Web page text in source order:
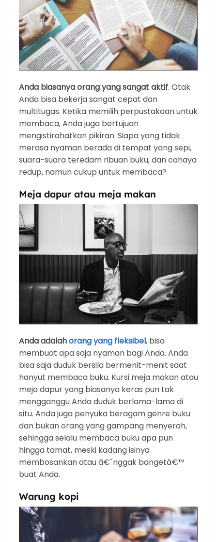
Anda biasanya orang yang sangat aktif. Otak
Anda bisa bekerja sangat cepat dan
multitugas. Ketika memilih perpustakaan untuk
membaca, Anda juga bertujuan
mengistirahatkan pikiran. Siapa yang tidak
merasa nyaman berada di tempat yang sepi,
suara-suara teredam ribuan buku, dan cahaya
redup, namun cukup untuk membaca?
Meja dapur atau meja makan
Anda adalahorang yang fleksibel, bisa
membuat apa saja nyaman bagi Anda. Anda
bisa saja duduk bersila bermenit-menit saat
hanyut membaca buku. Kursi meja makan atau
meja dapur yang biasanya keras pun tak
mengganggu Anda duduk berlama-lama di
situ. Anda juga penyuka beragam genre buku
dan bukan orang yang gampang menyerah,
sehingga selalu membaca buku apa pun
hingga tamat, meski kadang isinya
membosankan atau â€˜nggak bangetâ€™
buat Anda.
Warung kopi